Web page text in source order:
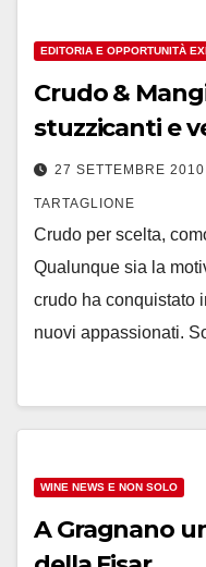
EDITORIA E OPPORTUNITÀ
Crudo &
stuzzicanti e
27 SETTEMBRE 2010
TARTAGLIONE
Crudo per scelta,
Qualunque sia la
crudo ha conquistato
nuovi appassionati.
WINE NEWS E NON SOLO
A Gragnano